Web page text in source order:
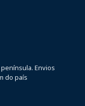
Envios
do país